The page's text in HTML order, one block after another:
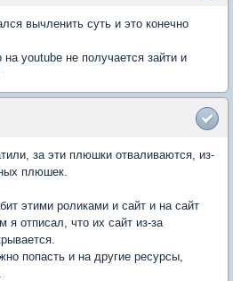
вычленить суть и это конечно
youtube не получается зайти и
за эти плюшки отваливаются, из-
плюшек.
этими роликами и сайт и на сайт
я отписал, что их сайт из-за
попасть и на другие ресурсы,